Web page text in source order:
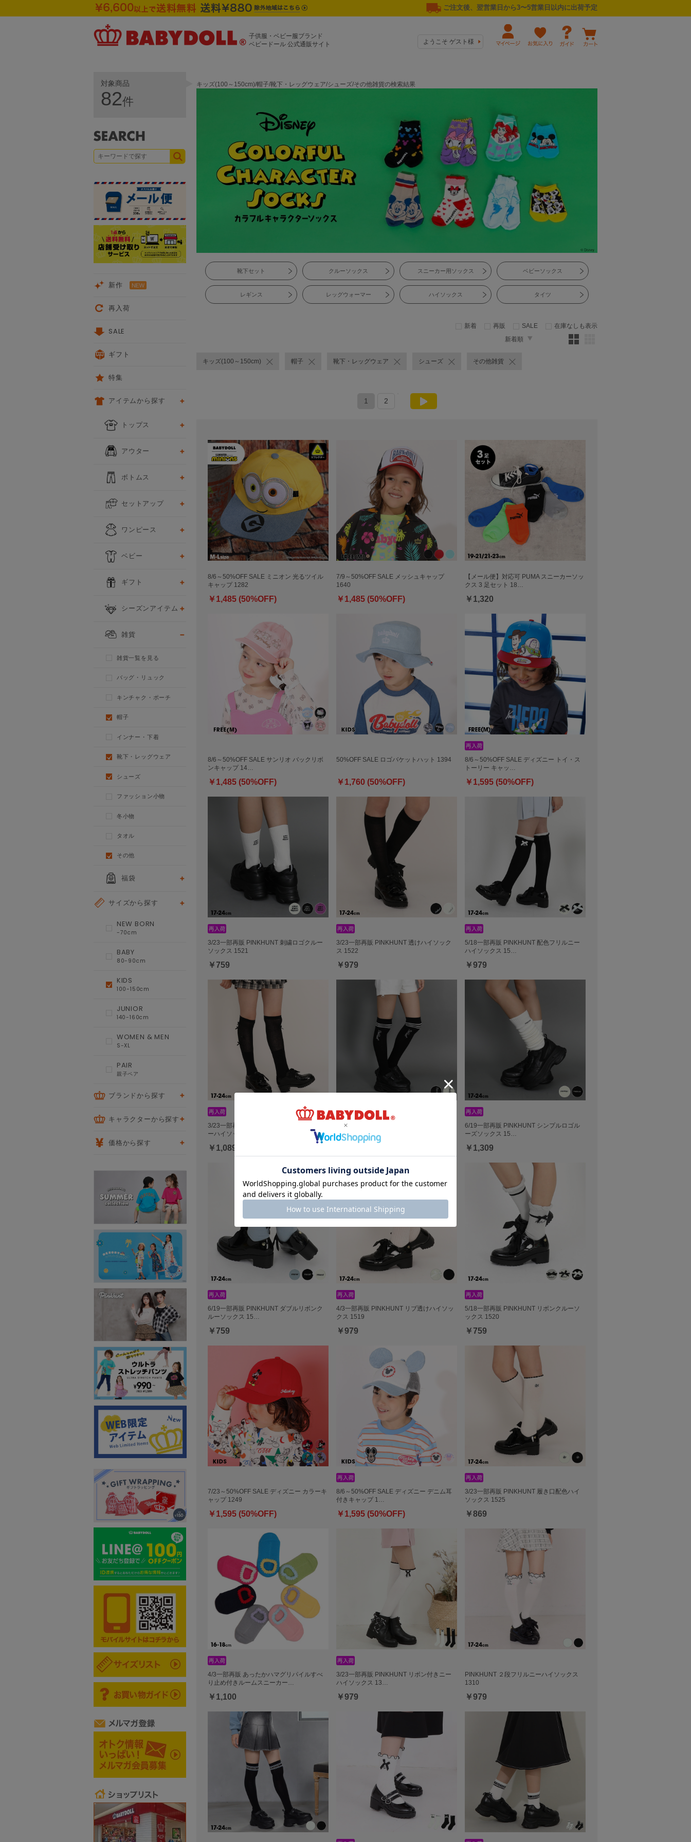
ご注文後、翌営業日から3〜5営業日以内に出荷予定
子供服・ベビー服ブランド
ベビードール 公式通販サイト
ようこそ ゲスト様
キッズ(100～150cm)/帽子/靴下・レッグウェア/シューズ/その他雑貨の検索結果
靴下セット クルーソックス スニーカー用ソックス ベビーソックス
レギンス レッグウォーマー ハイソックス タイツ
新着 再販 SALE
在庫なしも表示
新着順
キッズ(100～150cm) 帽子 靴下・レッグウェア シューズ その他雑貨
1 2
次
8/6～50%OFF SALE ミニオン 光るツイル
キャップ 1282
￥1,485 (50%OFF)
7/9～50%OFF SALE メッシュキャップ
1640
￥1,485 (50%OFF)
【メール便】対応可 PUMA スニーカーソッ
クス 3 足セット 18…
￥1,320
8/6～50%OFF SALE サンリオ バックリボ
ンキャップ 14…
￥1,485 (50%OFF)
50%OFF SALE ロゴバケットハット 1394
￥1,760 (50%OFF)
8/6～50%OFF SALE ディズニー トイ・ス
トーリー キャッ…
￥1,595 (50%OFF)
3/23一部再販 PINKHUNT 刺繍ロゴクルー
ソックス 1521
￥759
3/23一部再販 PINKHUNT 透けハイソック
ス 1522
￥979
5/18一部再販 PINKHUNT 配色フリルニー
ハイソックス 15…
￥979
3/23一部再販 PINKHUNT 履き口ルーズニ
ーハイソックス 1…
￥1,089
6/19一部再販 PINKHUNT 3本ラインニーハ
イソックス 15…
6/19一部再販 PINKHUNT シンプルロゴル
ーズソックス 15…
￥1,309
6/19一部再販 PINKHUNT ダブルリボンク
ルーソックス 15…
￥759
4/3一部再販 PINKHUNT リブ透けハイソッ
クス 1519
￥979
5/18一部再販 PINKHUNT リボンクルーソ
ックス 1520
￥759
7/23～50%OFF SALE ディズニー カラーキ
ャップ 1249
￥1,595 (50%OFF)
8/6～50%OFF SALE ディズニー デニム耳
付きキャップ 1…
￥1,595 (50%OFF)
3/23一部再販 PINKHUNT 履き口配色ハイ
ソックス 1525
￥869
4/3一部再販 あったかハマグリパイルすべ
り止め付きルームスニーカー…
￥1,100
3/23一部再販 PINKHUNT リボン付きニー
ハイソックス 13…
￥979
PINKHUNT ２段フリルニーハイソックス
1310
￥979
対象商品
82件
新作
再入荷
SALE
ギフト
特集
アイテムから探す
トップス
アウター
ボトムス
セットアップ
ワンピース
ベビー
ギフト
シーズンアイテム
雑貨
雑貨一覧を見る
バッグ・リュック
キンチャク・ポーチ
帽子
インナー・下着
靴下・レッグウェア
シューズ
ファッション小物
冬小物
タオル
その他
福袋
サイズから探す
NEW BORN
-70cm
BABY
80-90cm
KIDS
100-150cm
JUNIOR
140-160cm
WOMEN & MEN
S-XL
PAIR
親子ペア
ブランドから探す
キャラクターから探す
価格から探す